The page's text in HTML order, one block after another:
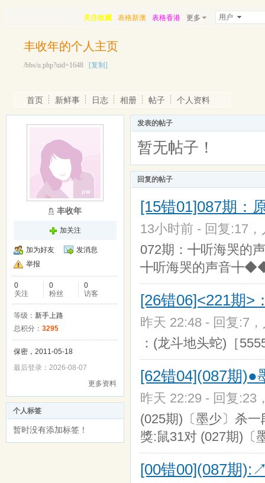
关注收藏 表格新澳 表格香港 更多 用户
丰收年的个人主页
/bbs/u.php?uid=1648 [复制]
首页 新鲜事 日志 相册 帖子 个人资料
丰收年
加关注
加为好友
发消息
举报
0
关注
0
粉丝
0
访客
等级： 新手上路
总积分： 3295
保密，2011-05-18
最后登录：2026-08-07
更多资料
个人标签
暂时没有添加标签！
发表的帖子
暂无帖子！
回复的帖子
[15错01]087期：
13小时前 - 回复:17
072期：╋听海哭的
╋听海哭的声音
[26错06]<221期>
昨天 22:48 - 回复:7
：(龙斗地头蛇)［
[62错04](087期)●
昨天 22:29 - 回复:23
(025期)〔墨少〕杀
獎:鼠31对 (027期)〔
[00错00](087期